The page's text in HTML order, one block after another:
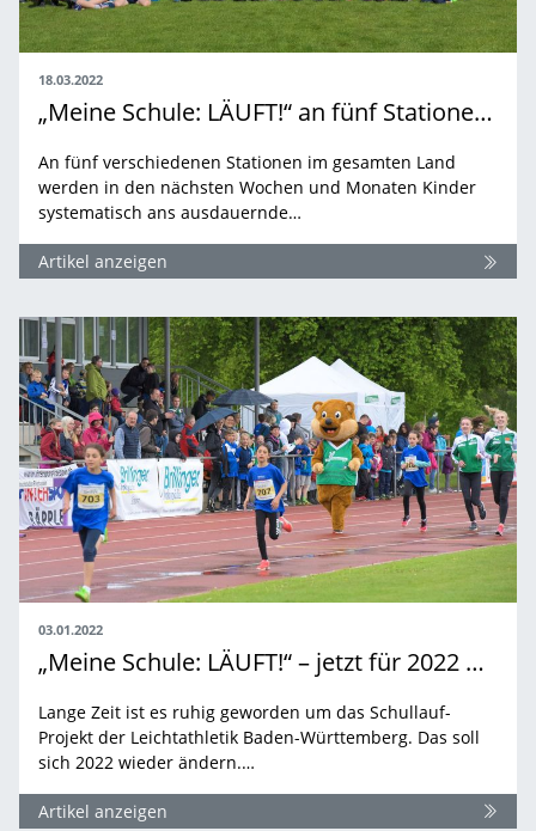
18.03.2022
„Meine Schule: LÄUFT!“ an fünf Stationen in 2022
An fünf verschiedenen Stationen im gesamten Land
werden in den nächsten Wochen und Monaten Kinder
systematisch ans ausdauernde…
Artikel anzeigen
03.01.2022
„Meine Schule: LÄUFT!“ – jetzt für 2022 bewerben
Lange Zeit ist es ruhig geworden um das Schullauf-
Projekt der Leichtathletik Baden-Württemberg. Das soll
sich 2022 wieder ändern.…
Artikel anzeigen